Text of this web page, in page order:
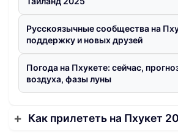
Русскоязычные сообщества на
поддержку и новых друзей
Погода на Пхукете: сейчас,
воздуха, фазы луны
Как прилететь на Пхукет